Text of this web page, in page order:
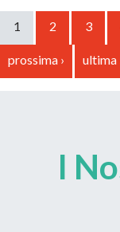
1 2 3
prossima › ultima
I